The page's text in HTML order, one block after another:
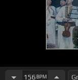
156 BPM